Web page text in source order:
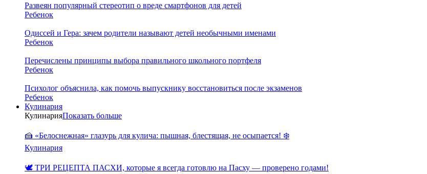
Развеян популярный стереотип о вреде смартфонов для детей
Ребенок
Одиссей и Гера: зачем родители называют детей необычными именами
Ребенок
Перечислены принципы выбора правильного школьного портфеля
Ребенок
Психолог объяснила, как помочь выпускнику восстановиться после экзаменов
Ребенок
Кулинария
КулинарияПоказать больше
🍰 «Белоснежная» глазурь для кулича: пышная, блестящая, не осыпается! ❄️
Кулинария
🕊️ ТРИ РЕЦЕПТА ПАСХИ, которые я всегда готовлю на Пасху — проверено годами!